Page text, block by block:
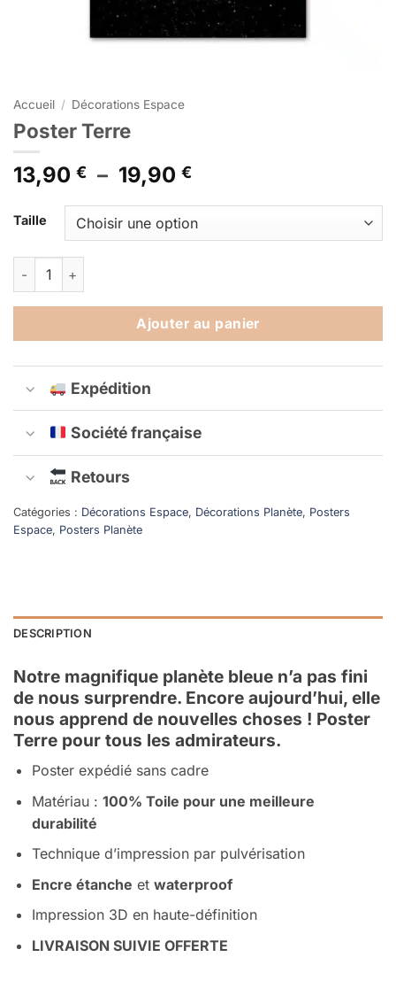
Accueil / Décorations Espace
Poster Terre
13,90 € – 19,90 €Plage
prix :
13,90 €
Taille
quantité de Poster Terre
Ajouter au panier
Alternative:
Expédition
Société française
Retours
Catégories : Décorations Espace, Décorations Planète, Posters
Espace, Posters Planète
DESCRIPTION
Notre magnifique planète bleue n’a pas fini
de nous surprendre. Encore aujourd’hui, elle
nous apprend de nouvelles choses ! Poster
Terre pour tous les admirateurs.
Poster expédié sans cadre
Matériau : 100% Toile pour une meilleure
durabilité
Technique d’impression par pulvérisation
Encre étanche et waterproof
Impression 3D en haute-définition
LIVRAISON SUIVIE OFFERTE